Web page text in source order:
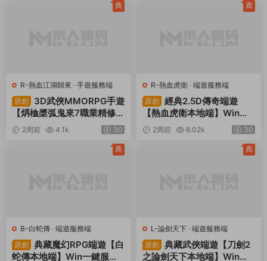
R-熱血江湖歸來 · 手遊服務端
原創
3D武俠MMORPG手遊
【焫桖槳弧鬼來7職業精修代
金券内購版】Linux手工服務
端+安卓蘋果雙端+CDK授權
2周前 4.1k 30
薦
R-熱血虎衛 · 端遊服務端
原創
經典2.5D傳奇端遊
【熱血虎衛本地端】Win一
鍵服務端+PC客戶端+視頻
架設教程
2周前 8.02k 30
薦
B-白蛇傳 · 端遊服務端
原創
典藏魔幻RPG端遊【白
蛇傳本地端】Win一鍵服務
薦
L-論劍天下 · 端遊服務端
原創
典藏武俠端遊【刀劍2
之論劍天下本地端】Win一
薦